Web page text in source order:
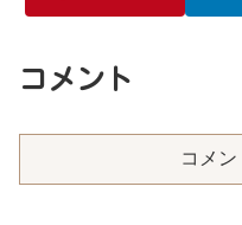
コメント
コメ